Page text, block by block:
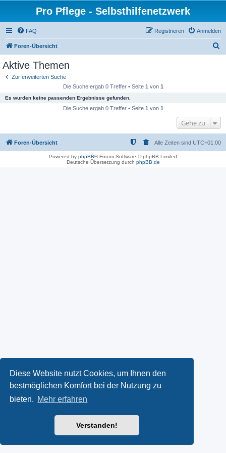
Diese Website nutzt Cookies, um Ihnen den
bestmöglichen Komfort bei der Nutzung zu
bieten. Mehr erfahren
Verstanden!
Pro Pflege - Selbsthilfenetzwerk
FAQ Anmelden
Registrieren
Foren-Übersicht
Aktive Themen
Zur erweiterten Suche
Die Suche ergab 0 Treffer • Seite 1 von 1
Es wurden keine passenden Ergebnisse gefunden.
Die Suche ergab 0 Treffer • Seite 1 von 1
Gehe zu
Foren-Übersicht Alle Zeiten sind UTC+01:00
Powered by phpBB® Forum Software © phpBB Limited
Deutsche Übersetzung durch phpBB.de